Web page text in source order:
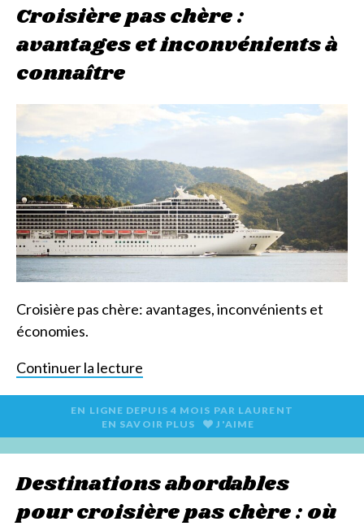
Croisière pas chère :
avantages et inconvénients à
connaître
Croisière pas chère: avantages, inconvénients et
économies.
Continuer la lecture
EN LIGNE DEPUIS 4 MOIS PAR LAURENT
EN SAVOIR PLUS
J'AIME
Destinations abordables
pour croisière pas chère : où